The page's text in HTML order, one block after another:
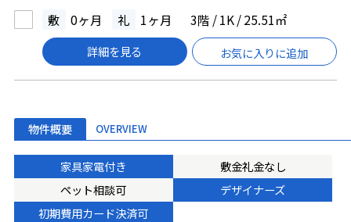
敷 0ヶ月 礼 1ヶ月 3階 / 1K / 25.51㎡
詳細を見る お気に入りに追加
物件概要 OVERVIEW
家具家電付き
敷金礼金なし
ペット相談可
デザイナーズ
初期費用カード決済可